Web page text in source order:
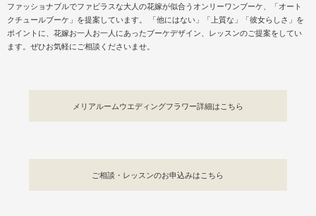
ファッショナブルでファビラスな大人の花嫁が似合うオンリーワンブーケ、「オート
クチュールブーケ」を提案しています。 「他にはない」「上質な」「彼女らしさ」を
ポイントに、花嫁お一人お一人にあったブーケデザイン、レッスンのご提案をしてい
ます。ぜひお気軽にご相談くださいませ。
メリアルームウエディングフラワー詳細はこちら
ご相談・レッスンのお申込みはこちら